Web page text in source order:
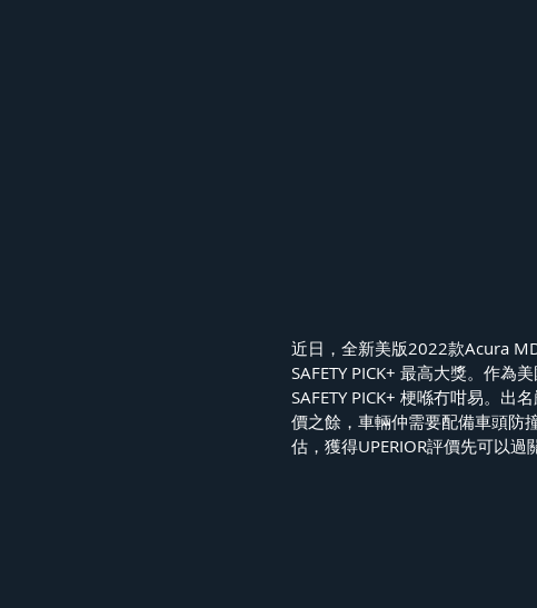
近日，全新美版2022款Acura
SAFETY PICK+ 最高大獎。作為
SAFETY PICK+ 梗喺冇咁易。出
價之餘，車輛仲需要配備車頭防
估，獲得UPERIOR評價先可以過